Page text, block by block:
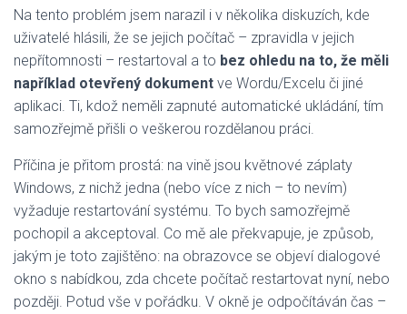
Na tento problém jsem narazil i v několika diskuzích, kde
uživatelé hlásili, že se jejich počítač – zpravidla v jejich
nepřítomnosti – restartoval a to bez ohledu na to, že měli
například otevřený dokument ve Wordu/Excelu či jiné
aplikaci. Ti, kdož neměli zapnuté automatické ukládání, tím
samozřejmě přišli o veškerou rozdělanou práci.
Příčina je přitom prostá: na vině jsou květnové záplaty
Windows, z nichž jedna (nebo více z nich – to nevím)
vyžaduje restartování systému. To bych samozřejmě
pochopil a akceptoval. Co mě ale překvapuje, je způsob,
jakým je toto zajištěno: na obrazovce se objeví dialogové
okno s nabídkou, zda chcete počítač restartovat nyní, nebo
později. Potud vše v pořádku. V okně je odpočítáván čas –